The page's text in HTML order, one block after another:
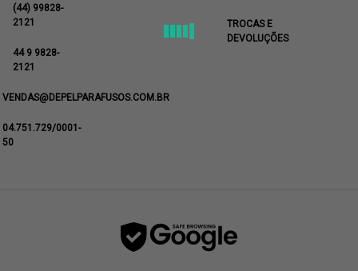
(44) 99828-
2121
44 9 9828-
2121
VENDAS@DEPELPARAFUSOS.COM.BR
04.751.729/0001-
50
TROCAS E
DEVOLUÇÕES